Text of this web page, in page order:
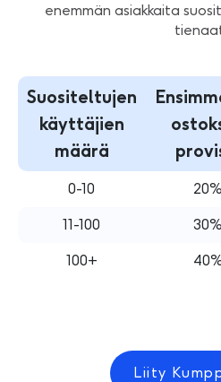
enemmän asiakkaita
Suositeltujen
käyttäjien
määrä
0-10 20%
11-100 30%
100+
Liity